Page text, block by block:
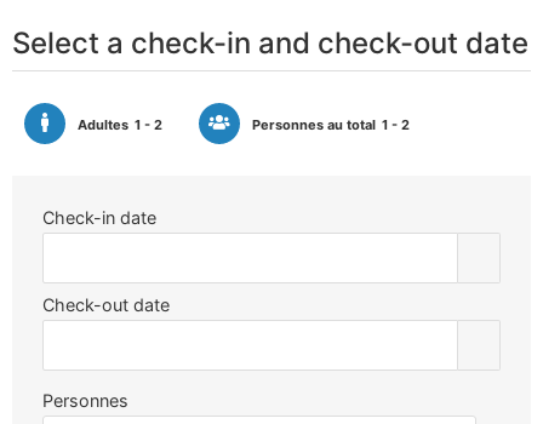
Select a check-in and check-out date
Adultes 1 - 2 Personnes au total 1 - 2
Check-in date
Check-out date
Personnes